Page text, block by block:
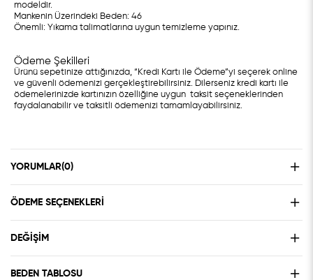
modeldir.
Mankenin Üzerindeki Beden: 46
Önemli: Yıkama talimatlarına uygun temizleme yapınız.
Ödeme Şekilleri
Ürünü sepetinize attığınızda, “Kredi Kartı ile Ödeme”yi seçerek online
ve güvenli ödemenizi gerçekleştirebilirsiniz. Dilerseniz kredi kartı ile
ödemelerinizde kartınızın özelliğine uygun taksit seçeneklerinden
faydalanabilir ve taksitli ödemenizi tamamlayabilirsiniz.
YORUMLAR(0)
ÖDEME SEÇENEKLERI
DEĞIŞIM
BEDEN TABLOSU